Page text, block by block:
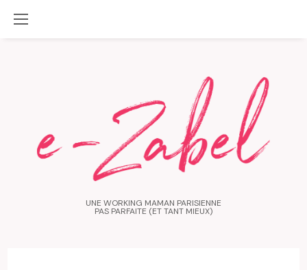
UNE WORKING MAMAN PARISIENNE
PAS PARFAITE (ET TANT MIEUX)